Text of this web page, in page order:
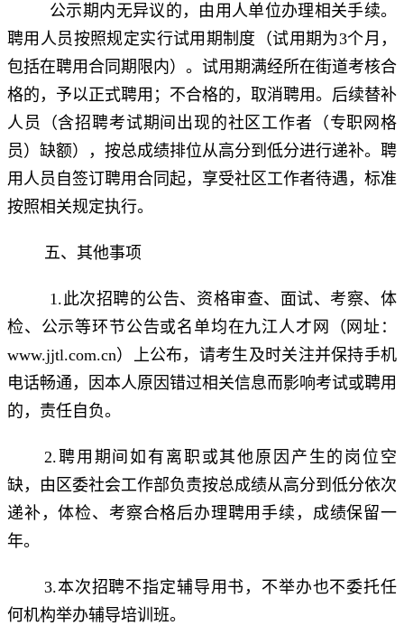
公示期内无异议的，由用人单位办理相关手续。
聘用人员按照规定实行试用期制度（试用期为3个月，
包括在聘用合同期限内）。试用期满经所在街道考核合
格的，予以正式聘用；不合格的，取消聘用。后续替补
人员（含招聘考试期间出现的社区工作者（专职网格
员）缺额），按总成绩排位从高分到低分进行递补。聘
用人员自签订聘用合同起，享受社区工作者待遇，标准
按照相关规定执行。
五、其他事项
1.此次招聘的公告、资格审查、面试、考察、体
检、公示等环节公告或名单均在九江人才网（网址：
www.jjtl.com.cn）上公布，请考生及时关注并保持手机
电话畅通，因本人原因错过相关信息而影响考试或聘用
的，责任自负。
2.聘用期间如有离职或其他原因产生的岗位空
缺，由区委社会工作部负责按总成绩从高分到低分依次
递补，体检、考察合格后办理聘用手续，成绩保留一
年。
3.本次招聘不指定辅导用书，不举办也不委托任
何机构举办辅导培训班。